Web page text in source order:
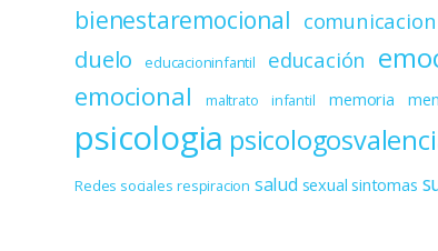
bienestaremocional comunicacion
duelo educacioninfantil educación
emocional
maltrato infantil memoria
psicologia
Redes sociales respiracion salud sexual sintomas